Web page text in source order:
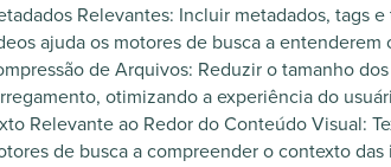
Relevantes: Incluir metadados, tags
ajuda os motores de busca a
de Arquivos: Reduzir o tamanho
otimizando a experiência do
Relevante ao Redor do Conteúdo Visual:
de busca a compreender o contexto